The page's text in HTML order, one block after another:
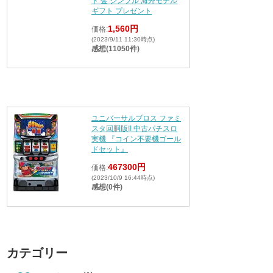
ギフト プレゼント
価格:1,560円
(2023/9/11 11:30時点)
感想(11050件)
ユニバーサルブロス ファミ
スタ回胴版!! 中古パチスロ
実機 『コイン不要機ゴール
ドセット』
価格:467300円
(2023/10/9 16:44時点)
感想(0件)
カテゴリー